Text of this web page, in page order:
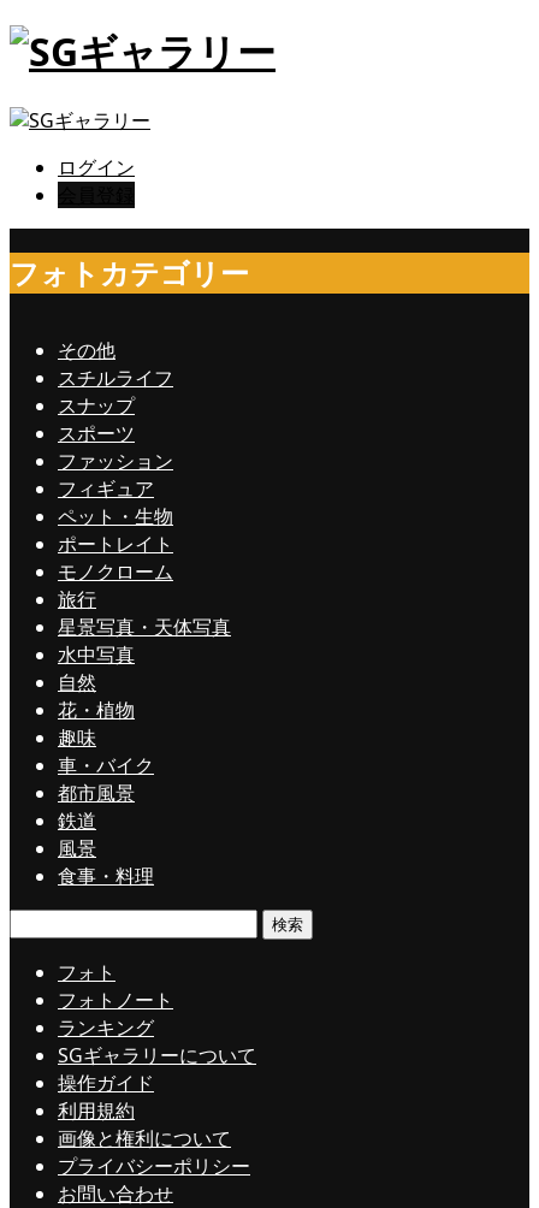
ログイン
フォトカテゴリー
その他
スチルライフ
スナップ
スポーツ
ファッション
フィギュア
ペット・生物
ポートレイト
モノクローム
旅行
星景写真・天体写真
水中写真
自然
花・植物
趣味
車・バイク
都市風景
鉄道
風景
食事・料理
フォト
フォトノート
ランキング
SGギャラリーについて
操作ガイド
利用規約
画像と権利について
プライバシーポリシー
お問い合わせ